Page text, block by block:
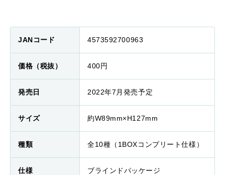
JANコード 4573592700963
価格（税抜） 400円
発売日 2022年7月発売予定
サイズ 約W89mm×H127mm
種類 全10種（1BOXコンプリート仕様）
仕様 ブラインドパッケージ